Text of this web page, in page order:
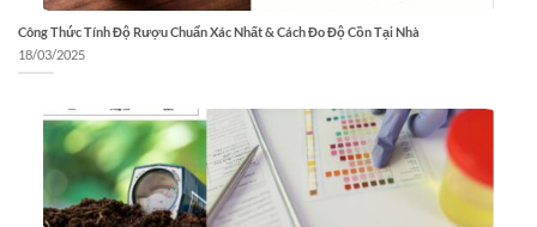
Công Thức Tính Độ Rượu Chuẩn Xác Nhất & Cách Đo Độ Cồn Tại Nhà
18/03/2025